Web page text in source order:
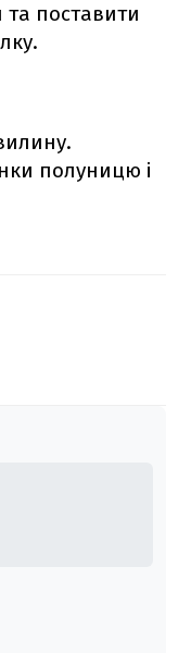
поставити
полуницю і